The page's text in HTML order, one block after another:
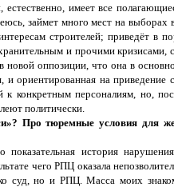
имеет все
займет много мест на
строителей; приведёт в
и прочими кризисами,
новой оппозиции, что она в
и ориентированная на
к конкретным персоналиям, но,
политически.
Про тюремные условия для
история
чего РПЦ оказала
суд, но и РПЦ. Масса моих